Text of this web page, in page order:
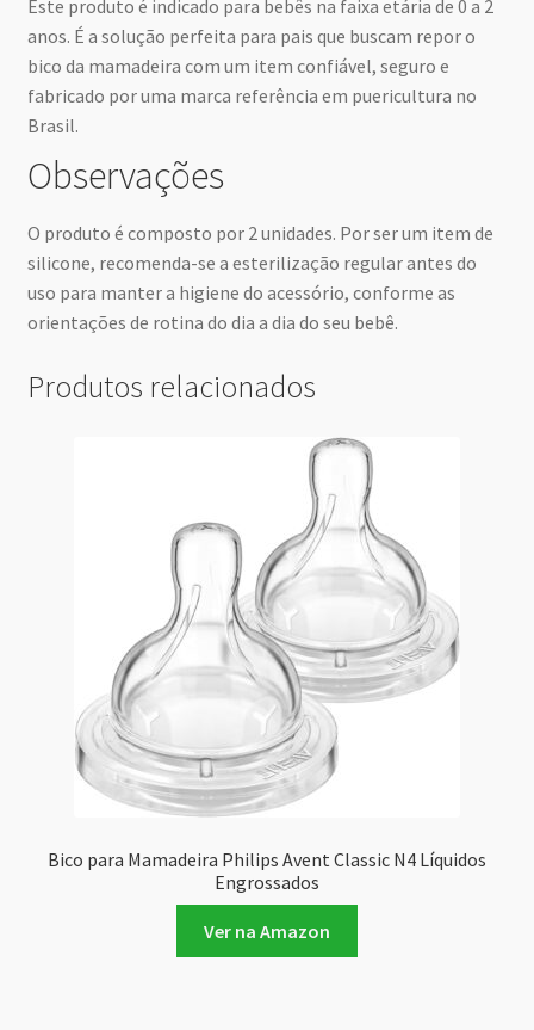
Este produto é indicado para bebês na faixa etária de 0 a 2
anos. É a solução perfeita para pais que buscam repor o
bico da mamadeira com um item confiável, seguro e
fabricado por uma marca referência em puericultura no
Brasil.
Observações
O produto é composto por 2 unidades. Por ser um item de
silicone, recomenda-se a esterilização regular antes do
uso para manter a higiene do acessório, conforme as
orientações de rotina do dia a dia do seu bebê.
Produtos relacionados
Bico para Mamadeira Philips Avent Classic N4 Líquidos
Engrossados
Ver na Amazon